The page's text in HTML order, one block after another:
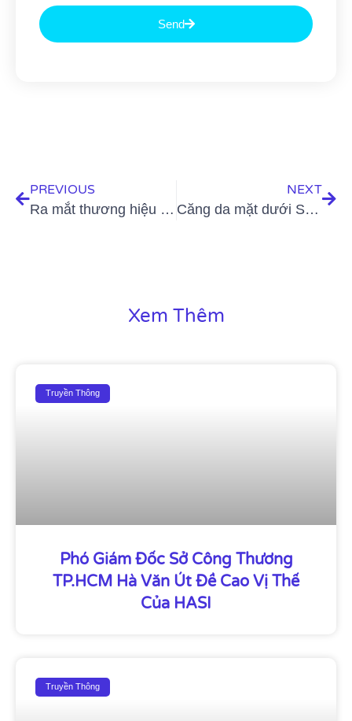
Send
PREVIOUS
Ra mắt thương hiệu nước hoa Maryaj từ Trung Đông
NEXT
Căng da mặt dưới SMAS – Tái cấu trúc da mặt lão hóa, kéo dài thanh xuân cho phái đẹp
Xem Thêm
Truyền Thông
Phó Giám Đốc Sở Công Thương
TP.HCM Hà Văn Út Đề Cao Vị Thế
Của HASI
Truyền Thông